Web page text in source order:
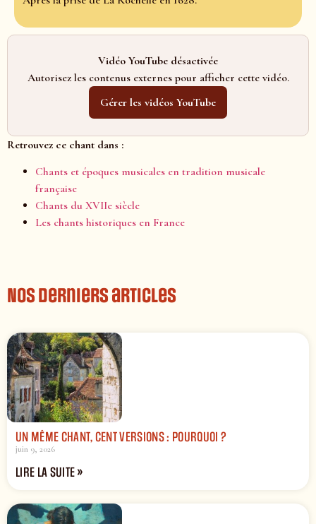
Vidéo YouTube désactivée
Autorisez les contenus externes pour afficher cette vidéo.
Gérer les vidéos YouTube
Retrouvez ce chant dans :
Chants et époques musicales en tradition musicale
française
Chants du XVIIe siècle
Les chants historiques en France
Nos derniers articles
UN MÊME CHANT, CENT VERSIONS : POURQUOI ?
juin 9, 2026
LIRE LA SUITE »